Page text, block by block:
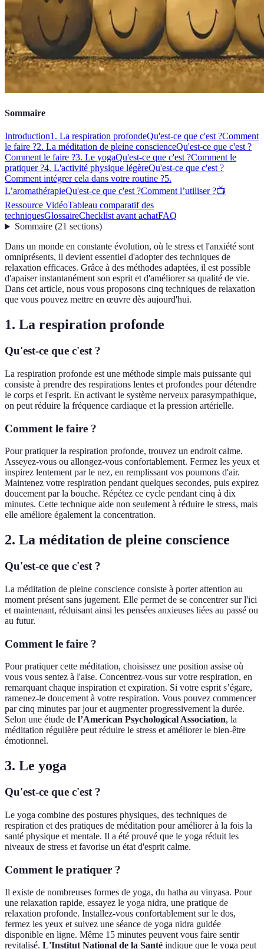
Sommaire
Introduction1. La respiration profondeQu'est-ce que c'est ?Comment
le faire ?2. La méditation de pleine conscienceQu'est-ce que c'est ?
Comment le faire ?3. Le yogaQu'est-ce que c'est ?Comment le
pratiquer ?4. L'activité physique légèreQu'est-ce que c'est ?
Comment intégrer cela dans votre routine ?5.
L’aromathérapieQu'est-ce que c'est ?Comment l’utiliser ?📺
Ressource VidéoTableau comparatif des
techniquesGlossaireChecklist avant achatFAQ
Sommaire(21 sections)
Dans un monde en constante évolution, où le stress et l'anxiété sont
omniprésents, il devient essentiel d'adopter des techniques de
relaxation efficaces. Grâce à des méthodes adaptées, il est possible
d'apaiser instantanément son esprit et d'améliorer sa qualité de vie.
Dans cet article, nous vous proposons cinq techniques de relaxation
que vous pouvez mettre en œuvre dès aujourd'hui.
1. La respiration profonde
Qu'est-ce que c'est ?
La respiration profonde est une méthode simple mais puissante qui
consiste à prendre des respirations lentes et profondes pour détendre
le corps et l'esprit. En activant le système nerveux parasympathique,
on peut réduire la fréquence cardiaque et la pression artérielle.
Comment le faire ?
Pour pratiquer la respiration profonde, trouvez un endroit calme.
Asseyez-vous ou allongez-vous confortablement. Fermez les yeux et
inspirez lentement par le nez, en remplissant vos poumons d'air.
Maintenez votre respiration pendant quelques secondes, puis expirez
doucement par la bouche. Répétez ce cycle pendant cinq à dix
minutes. Cette technique aide non seulement à réduire le stress, mais
elle améliore également la concentration.
2. La méditation de pleine conscience
Qu'est-ce que c'est ?
La méditation de pleine conscience consiste à porter attention au
moment présent sans jugement. Elle permet de se concentrer sur l'ici
et maintenant, réduisant ainsi les pensées anxieuses liées au passé ou
au futur.
Comment le faire ?
Pour pratiquer cette méditation, choisissez une position assise où
vous vous sentez à l'aise. Concentrez-vous sur votre respiration, en
remarquant chaque inspiration et expiration. Si votre esprit s’égare,
ramenez-le doucement à votre respiration. Vous pouvez commencer
par cinq minutes par jour et augmenter progressivement la durée.
Selon une étude de l’American Psychological Association, la
méditation régulière peut réduire le stress et améliorer le bien-être
émotionnel.
3. Le yoga
Qu'est-ce que c'est ?
Le yoga combine des postures physiques, des techniques de
respiration et des pratiques de méditation pour améliorer à la fois la
santé physique et mentale. Il a été prouvé que le yoga réduit les
niveaux de stress et favorise un état d'esprit calme.
Comment le pratiquer ?
Il existe de nombreuses formes de yoga, du hatha au vinyasa. Pour
une relaxation rapide, essayez le yoga nidra, une pratique de
relaxation profonde. Installez-vous confortablement sur le dos,
fermez les yeux et suivez une séance de yoga nidra guidée
disponible en ligne. Même 15 minutes peuvent vous faire sentir
revitalisé. L'Institut National de la Santé indique que le yoga peut